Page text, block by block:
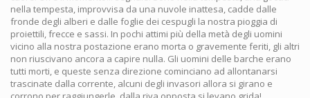
nella tempesta, improvvisa da una nuvole inattesa, cadde dalle
fronde degli alberi e dalle foglie dei cespugli la nostra pioggia di
proiettili, frecce e sassi. In pochi attimi più della metà degli uomini
vicino alla nostra postazione erano morta o gravemente feriti, gli altri
non riuscivano ancora a capire nulla. Gli uomini delle barche erano
tutti morti, e queste senza direzione cominciano ad allontanarsi
trascinate dalla corrente, alcuni degli invasori allora si girano e